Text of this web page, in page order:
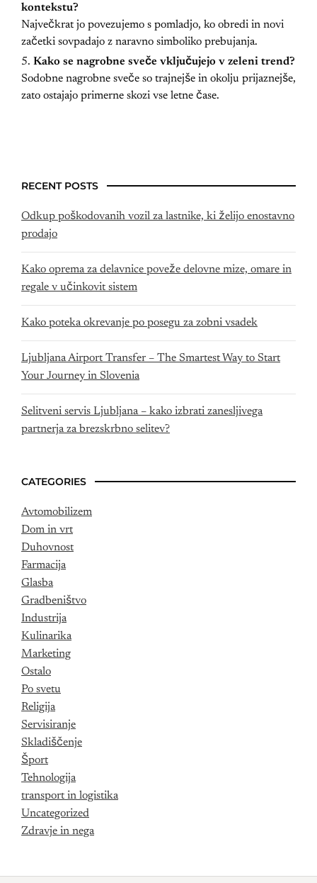
kontekstu?
Največkrat jo povezujemo s pomladjo, ko obredi in novi
začetki sovpadajo z naravno simboliko prebujanja.
Kako se nagrobne sveče vključujejo v zeleni trend?
Sodobne nagrobne sveče so trajnejše in okolju prijaznejše,
zato ostajajo primerne skozi vse letne čase.
RECENT POSTS
Odkup poškodovanih vozil za lastnike, ki želijo enostavno
prodajo
Kako oprema za delavnice poveže delovne mize, omare in
regale v učinkovit sistem
Kako poteka okrevanje po posegu za zobni vsadek
Ljubljana Airport Transfer – The Smartest Way to Start
Your Journey in Slovenia
Selitveni servis Ljubljana – kako izbrati zanesljivega
partnerja za brezskrbno selitev?
CATEGORIES
Avtomobilizem
Dom in vrt
Duhovnost
Farmacija
Glasba
Gradbeništvo
Industrija
Kulinarika
Marketing
Ostalo
Po svetu
Religija
Servisiranje
Skladiščenje
Šport
Tehnologija
transport in logistika
Uncategorized
Zdravje in nega